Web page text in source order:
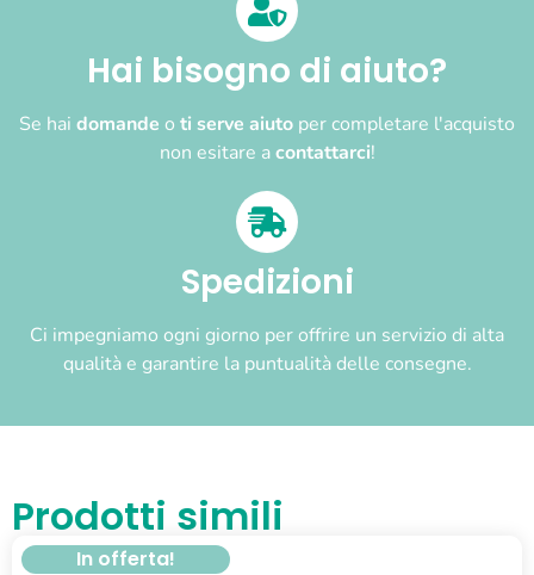
Hai bisogno di aiuto?
Se hai domande o ti serve aiuto per completare l'acquisto
non esitare acontattarci!
Spedizioni
Ci impegniamo ogni giorno per offrire un servizio di alta
qualità e garantire la puntualità delle consegne.
Prodotti simili
In offerta!